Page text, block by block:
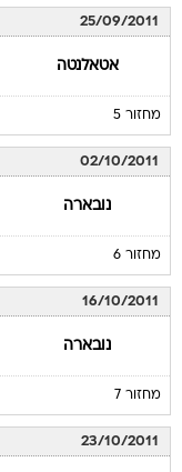
25/09/2011
אטאלנטה
מחזור 5
02/10/2011
נובארה
מחזור 6
16/10/2011
נובארה
מחזור 7
23/10/2011